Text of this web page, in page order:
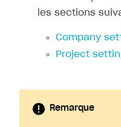
les sections
Company
Project
Remarque